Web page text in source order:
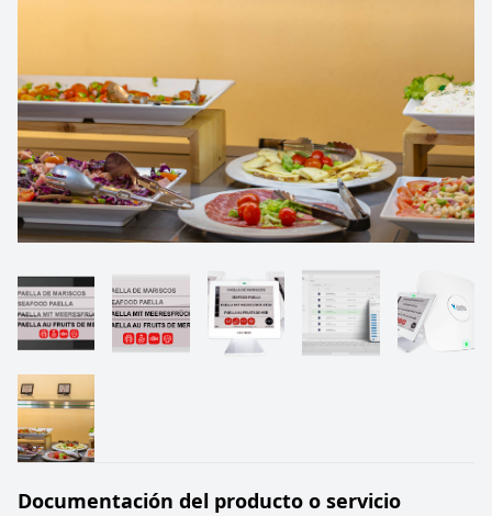
Documentación del producto o servicio